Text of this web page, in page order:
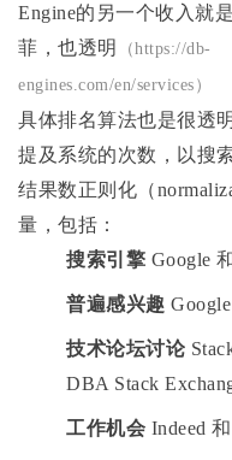
Engine的另一个收入就
菲，也透明
（https://db-
engines.com/en/services）
具体排名算法也是很透
提及系统的次数，以搜
结果数正则化（
量，包括：
搜索引擎 Google
普遍感兴趣
技术论坛讨论
DBA Stack
工作机会 Indeed